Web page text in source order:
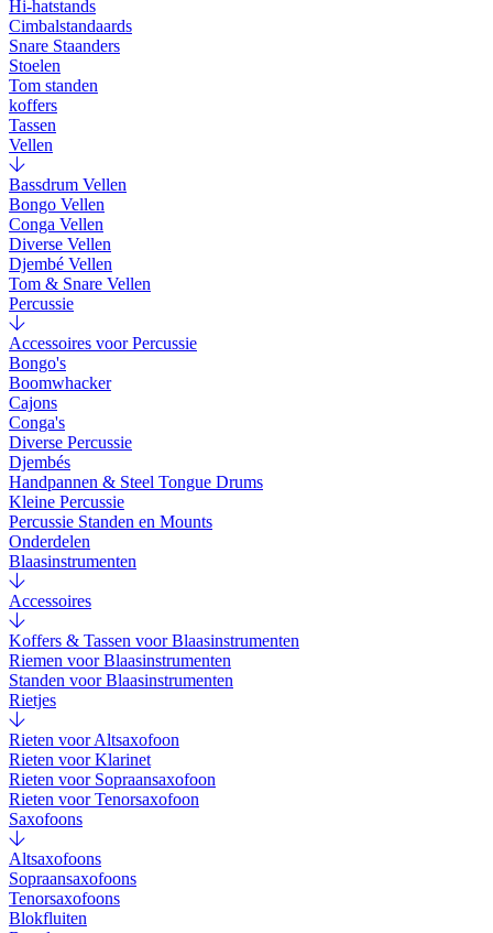
Hi-hatstands
Cimbalstandaards
Snare Staanders
Stoelen
Tom standen
koffers
Tassen
Vellen
Bassdrum Vellen
Bongo Vellen
Conga Vellen
Diverse Vellen
Djembé Vellen
Tom & Snare Vellen
Percussie
Accessoires voor Percussie
Bongo's
Boomwhacker
Cajons
Conga's
Diverse Percussie
Djembés
Handpannen & Steel Tongue Drums
Kleine Percussie
Percussie Standen en Mounts
Onderdelen
Blaasinstrumenten
Accessoires
Koffers & Tassen voor Blaasinstrumenten
Riemen voor Blaasinstrumenten
Standen voor Blaasinstrumenten
Rietjes
Rieten voor Altsaxofoon
Rieten voor Klarinet
Rieten voor Sopraansaxofoon
Rieten voor Tenorsaxofoon
Saxofoons
Altsaxofoons
Sopraansaxofoons
Tenorsaxofoons
Blokfluiten